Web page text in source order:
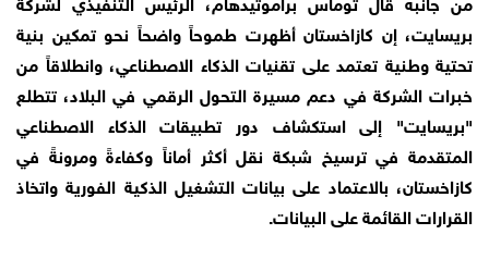
بريسايت، إن كازاخستان أظهرت طموحاً واضحاً نحو تمكين بنية
تحتية وطنية تعتمد على تقنيات الذكاء الاصطناعي، وانطلاقاً من
خبرات الشركة في دعم مسيرة التحول الرقمي في البلاد، تتطلع
"بريسايت" إلى استكشاف دور تطبيقات الذكاء الاصطناعي
المتقدمة في ترسيخ شبكة نقل أكثر أماناً وكفاءةً ومرونةً في
كازاخستان، بالاعتماد على بيانات التشغيل الذكية الفورية واتخاذ
القرارات القائمة على البيانات.